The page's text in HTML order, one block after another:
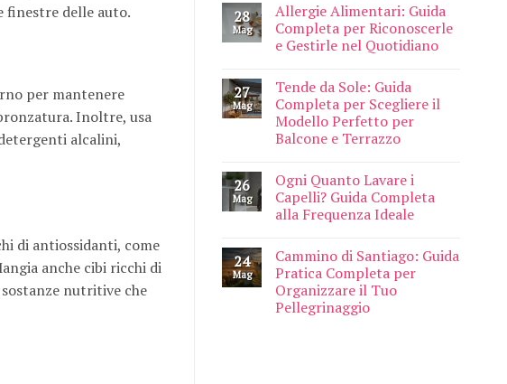
finestre delle auto.
per mantenere
Inoltre, usa
alcalini,
di antiossidanti, come
anche cibi ricchi di
nutritive che
28
Mag
Allergie Alimentari: Guida
Completa per Riconoscerle
e Gestirle nel Quotidiano
27
Mag
Tende da Sole: Guida
Completa per Scegliere il
Modello Perfetto per
Balcone e Terrazzo
26
Mag
Ogni Quanto Lavare i
Capelli? Guida Completa
alla Frequenza Ideale
24
Mag
Cammino di Santiago: Guida
Pratica Completa per
Organizzare il Tuo
Pellegrinaggio